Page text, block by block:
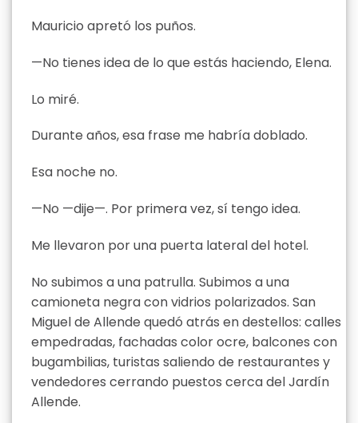
Mauricio apretó los puños.
—No tienes idea de lo que estás haciendo, Elena.
Lo miré.
Durante años, esa frase me habría doblado.
Esa noche no.
—No —dije—. Por primera vez, sí tengo idea.
Me llevaron por una puerta lateral del hotel.
No subimos a una patrulla. Subimos a una
camioneta negra con vidrios polarizados. San
Miguel de Allende quedó atrás en destellos: calles
empedradas, fachadas color ocre, balcones con
bugambilias, turistas saliendo de restaurantes y
vendedores cerrando puestos cerca del Jardín
Allende.